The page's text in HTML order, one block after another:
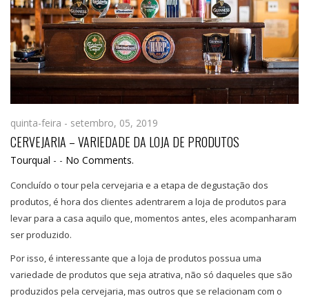
quinta-feira - setembro, 05, 2019
CERVEJARIA – VARIEDADE DA LOJA DE PRODUTOS
Tourqual - - No Comments.
Concluído o tour pela cervejaria e a etapa de degustação dos
produtos, é hora dos clientes adentrarem a loja de produtos para
levar para a casa aquilo que, momentos antes, eles acompanharam
ser produzido.
Por isso, é interessante que a loja de produtos possua uma
variedade de produtos que seja atrativa, não só daqueles que são
produzidos pela cervejaria, mas outros que se relacionam com o